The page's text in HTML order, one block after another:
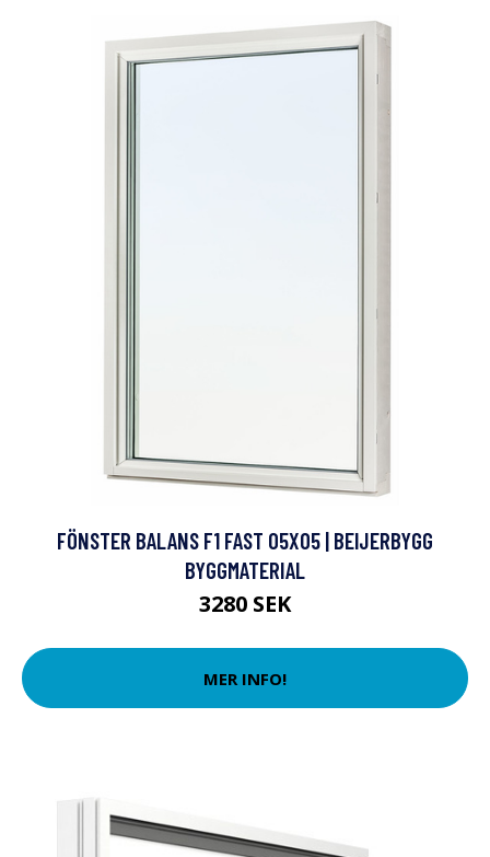
FÖNSTER BALANS F1 FAST 05X05 | BEIJERBYGG
BYGGMATERIAL
3280 SEK
MER INFO!